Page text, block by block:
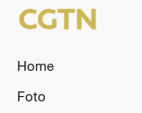
Home
Foto